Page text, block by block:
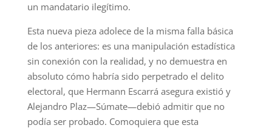
un mandatario ilegítimo.
Esta nueva pieza adolece de la misma falla básica
de los anteriores: es una manipulación estadística
sin conexión con la realidad, y no demuestra en
absoluto cómo habría sido perpetrado el delito
electoral, que Hermann Escarrá asegura existió y
Alejandro Plaz—Súmate—debió admitir que no
podía ser probado. Comoquiera que esta